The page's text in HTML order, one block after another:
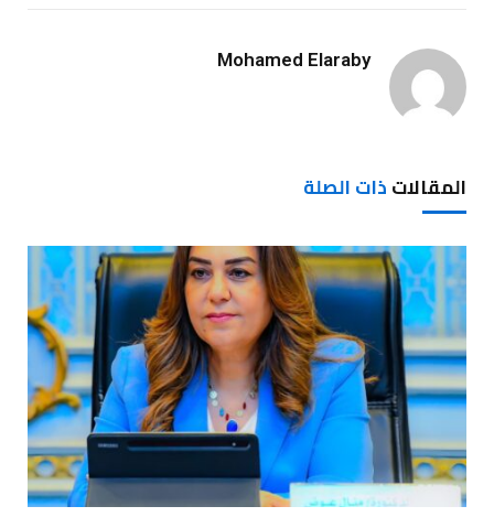
Mohamed Elaraby
المقالاتذات الصلة